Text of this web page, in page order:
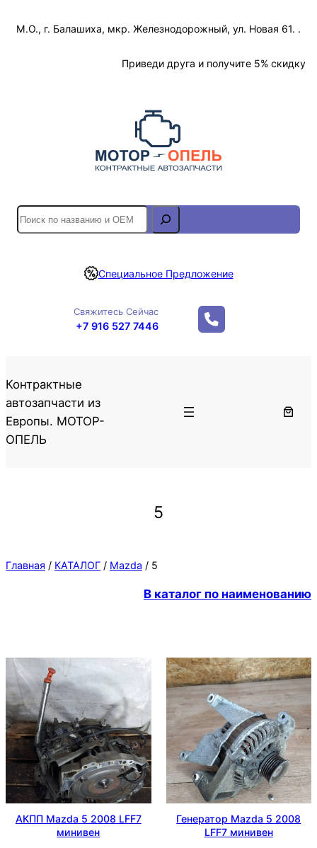
М.О., г. Балашиха, мкр. Железнодорожный, ул. Новая 61. .
Приведи друга и получите 5% скидку
S
e
r
Специальное Предложение
Свяжитесь Сейчас
+7 916 527 7446
Контрактные
автозапчасти из
Европы. МОТОР-
ОПЕЛЬ
5
Главная / КАТАЛОГ / Mazda / 5
В каталог по наименованию
АКПП Mazda 5 2008 LFF7
минивен
Генератор Mazda 5 2008
LFF7 минивен